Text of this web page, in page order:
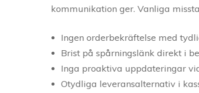
kommunikation ger. Vanliga
Ingen orderbekräftelse med
Brist på spårningslänk direkt i
Inga proaktiva uppdateringar
Otydliga leveransalternativ i